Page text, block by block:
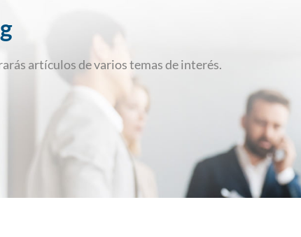
artículos de varios temas de interés.